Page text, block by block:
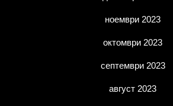
ноември 2023
октомври 2023
септември 2023
август 2023